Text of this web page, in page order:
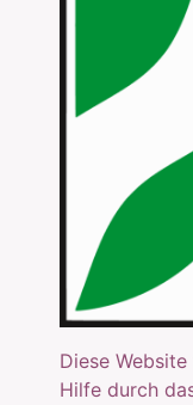
Diese
Hilfe durch